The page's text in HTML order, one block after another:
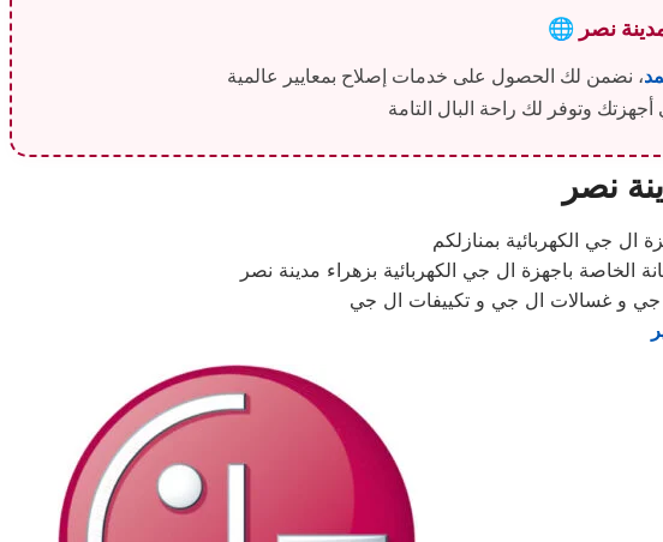
نصر
، نضمن لك الحصول على خدمات إصلاح بمعايير عالمية
نصر
ال جي الكهربائية بمنازلكم
الخاصة باجهزة ال جي الكهربائية بزهراء مدينة نصر
جي و غسالات ال جي و تكييفات ال جي